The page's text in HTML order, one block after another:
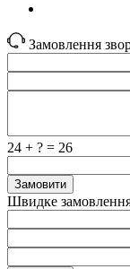
Замовлення
24 + ? = 26
Замовити
Швидке